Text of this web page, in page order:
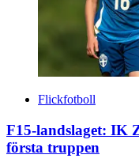
Flickfotboll
F15-landslaget: IK
första truppen